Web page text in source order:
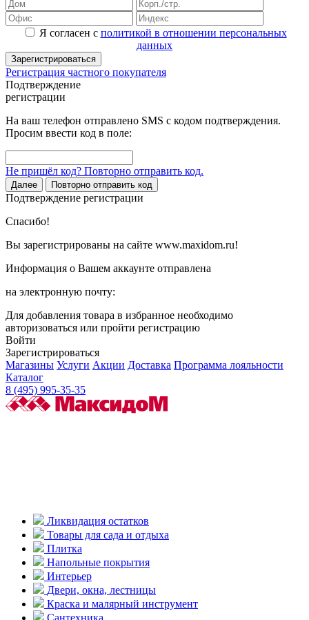
Я согласен с политикой в отношении персональных
данных
Зарегистрироваться
Регистрация частного покупателя
Подтверждение
регистрации
На ваш телефон отправлено SMS с кодом подтверждения.
Просим ввести код в поле:
Не пришёл код? Повторно отправить код.
Далее Повторно отправить код
Подтверждение регистрации
Спасибо!
Вы зарегистрированы на сайте www.maxidom.ru!
Информация о Вашем аккаунте отправлена
на электронную почту:
Для добавления товара в избранное необходимо
авторизоваться или пройти регистрацию
Войти
Зарегистрироваться
Магазины Услуги Акции Доставка Программа лояльности
Каталог
8 (495) 995-35-35
Ликвидация остатков
Товары для сада и отдыха
Плитка
Напольные покрытия
Интерьер
Двери, окна, лестницы
Краска и малярный инструмент
Сантехника